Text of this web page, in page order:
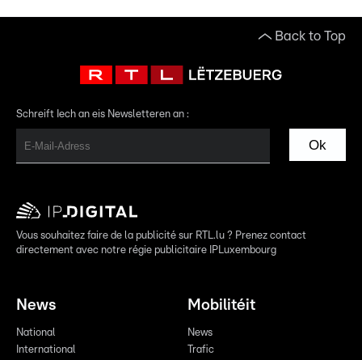
Back to Top
Schreift Iech an eis Newsletteren an :
Ok
Vous souhaitez faire de la publicité sur RTL.lu ? Prenez contact
directement avec notre régie publicitaire IPLuxembourg
News
National
International
Mobilitéit
News
Trafic